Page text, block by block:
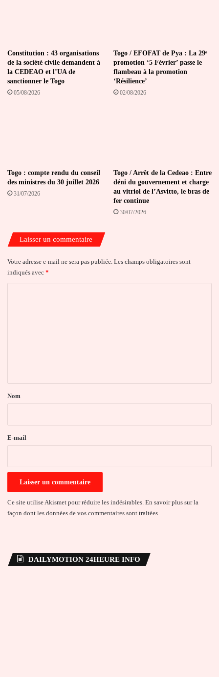
Constitution : 43 organisations
de la société civile demandent à
la CEDEAO et l’UA de
sanctionner le Togo
05/08/2026
Togo / EFOFAT de Pya : La 29ᵉ
promotion ‘5 Février’ passe le
flambeau à la promotion
‘Résilience’
02/08/2026
Togo : compte rendu du conseil
des ministres du 30 juillet 2026
31/07/2026
Togo / Arrêt de la Cedeao : Entre
déni du gouvernement et charge
au vitriol de l’Asvitto, le bras de
fer continue
30/07/2026
Laisser un commentaire
Votre adresse e-mail ne sera pas publiée. Les champs obligatoires sont
indiqués avec *
a
e
Nom
E-mail
Ce site utilise Akismet pour réduire les indésirables. En savoir plus sur la
façon dont les données de vos commentaires sont traitées.
DAILYMOTION 24HEURE INFO